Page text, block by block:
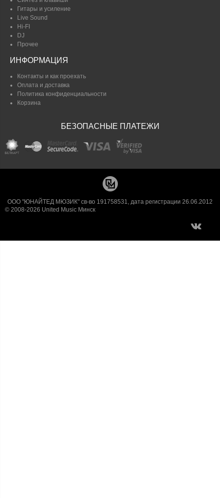
Гитары и усиление
Live Sound
Hi-FI
DJ
Прочее
ИНФОРМАЦИЯ
Контакты и как проехать
Оплата и доставка
Политика конфиденциальности
Корзина
БЕЗОПАСНЫЕ ПЛАТЕЖИ
ООО "ЮНАЙТЕД МЮЗИК" св-во 191758531, дата регистрации 26.06.2012
© 2008-2026 United Music Минск